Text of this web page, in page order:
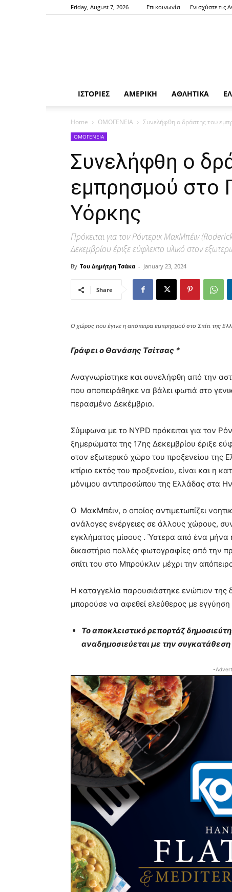
Friday, August 7, 2026 Επικοινωνία Ενισχύστε τις
ΙΣΤΟΡΙΕΣ ΑΜΕΡΙΚΗ ΑΘΛΗΤΙΚΑ
Home ΟΜΟΓΕΝΕΙΑ Συνελήφθη ο δράστης του
ΟΜΟΓΕΝΕΙΑ
Συνελήφθη ο
εμπρησμού στο
Υόρκης
Πρόκειται για τον Ρόντερικ ΜακΜπέιν
Δεκεμβρίου έριξε εύφλεκτο υλικό στον
By Του Δημήτρη Τσάκα - January 23, 2024
Share
Ο χώρος που έγινε η απόπειρα εμπρησμού στο Σπίτι της
Γράφει ο Θανάσης Τσίτσας *
Αναγνωρίστηκε και συνελήφθη από την
που αποπειράθηκε να βάλει φωτιά στο
περασμένο Δεκέμβριο.
Σύμφωνα με το NYPD πρόκειται για τον
ξημερώματα της 17ης Δεκεμβρίου έριξε
στον εξωτερικό χώρο του προξενείου της
κτίριο εκτός του προξενείου, είναι και η
μόνιμου αντιπροσώπου της Ελλάδας στα
Ο ΜακΜπέιν, ο οποίος αντιμετωπίζει
ανάλογες ενέργειες σε άλλους χώρους,
εγκλήματος μίσους . Ύστερα από ένα
δικαστήριο πολλές φωτογραφίες από την
σπίτι του στο Μπρούκλιν μέχρι την
Η καταγγελία παρουσιάστηκε ενώπιον της
μπορούσε να αφεθεί ελεύθερος με
Το αποκλειστικό ρεπορτάζ
αναδημοσιεύεται με την
-